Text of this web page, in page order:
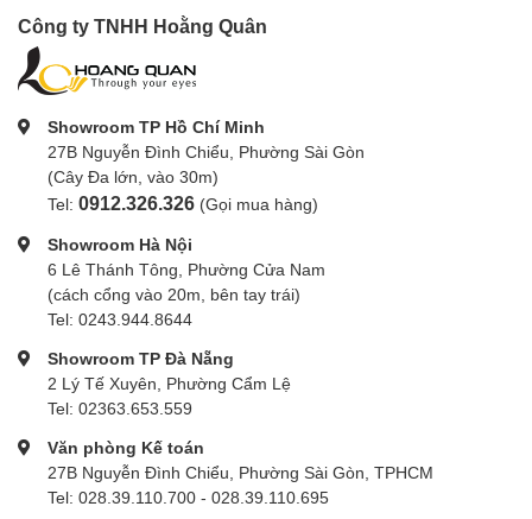
Công ty TNHH Hoằng Quân
Showroom TP Hồ Chí Minh
27B Nguyễn Đình Chiểu, Phường Sài Gòn
(Cây Đa lớn, vào 30m)
Tel: 0912.326.326 (Gọi mua hàng)
Showroom Hà Nội
6 Lê Thánh Tông, Phường Cửa Nam
(cách cổng vào 20m, bên tay trái)
Tel: 0243.944.8644
Showroom TP Đà Nẵng
2 Lý Tế Xuyên, Phường Cẩm Lệ
Tel: 02363.653.559
Văn phòng Kế toán
27B Nguyễn Đình Chiểu, Phường Sài Gòn, TPHCM
Tel: 028.39.110.700 - 028.39.110.695